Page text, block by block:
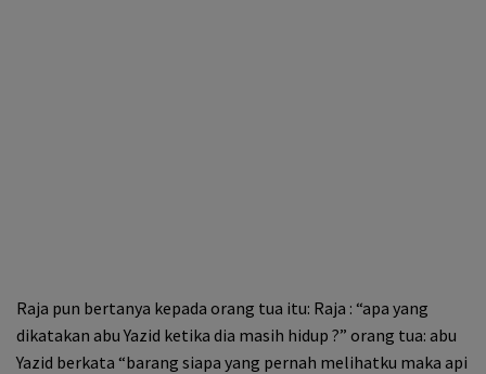
Raja pun bertanya kepada orang tua itu: Raja : “apa yang
dikatakan abu Yazid ketika dia masih hidup ?” orang tua: abu
Yazid berkata “barang siapa yang pernah melihatku maka api